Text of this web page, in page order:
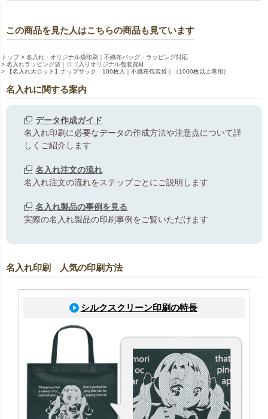
この商品を見た人はこちらの商品も見ています
トップ
名入れ・オリジナル袋印刷｜不織布バッグ・ラッピング対応
名入れラッピング袋｜ロゴ入りオリジナル包装資材
【名入れ大ロット】ナップサック 100枚入｜不織布包装袋｜（1000枚以上専用）
名入れに関する案内
データ作成ガイド
名入れ印刷に必要なデータの作成方法や注意点について詳
しくご紹介します
名入れ注文の流れ
名入れ注文の流れをステップごとにご説明します
名入れ製品の事例を見る
実際の名入れ製品の印刷事例をご覧いただけます
名入れ印刷 人気の印刷方法
シルクスクリーン印刷の特長